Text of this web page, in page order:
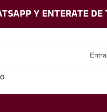
Y ENTERATE DE